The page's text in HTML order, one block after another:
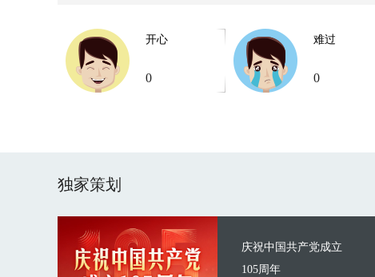
开心
0
难过
0
独家策划
庆祝中国共产党成立
105周年